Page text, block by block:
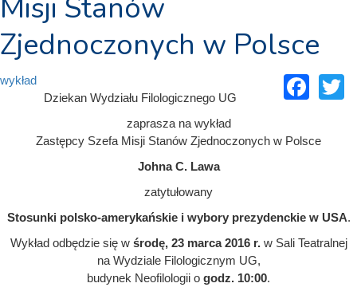
Misji Stanów
Zjednoczonych w Polsce
wykład
Dziekan Wydziału Filologicznego UG
zaprasza na wykład
Zastępcy Szefa Misji Stanów Zjednoczonych w Polsce
Johna C. Lawa
zatytułowany
Stosunki polsko-amerykańskie i wybory prezydenckie w USA.
Wykład odbędzie się w środę, 23 marca 2016 r.w Sali Teatralnej
na Wydziale Filologicznym UG,
budynek Neofilologii o godz. 10:00.